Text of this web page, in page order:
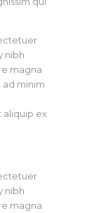
nibh
magna
ad minim
aliquip ex
nibh
magna